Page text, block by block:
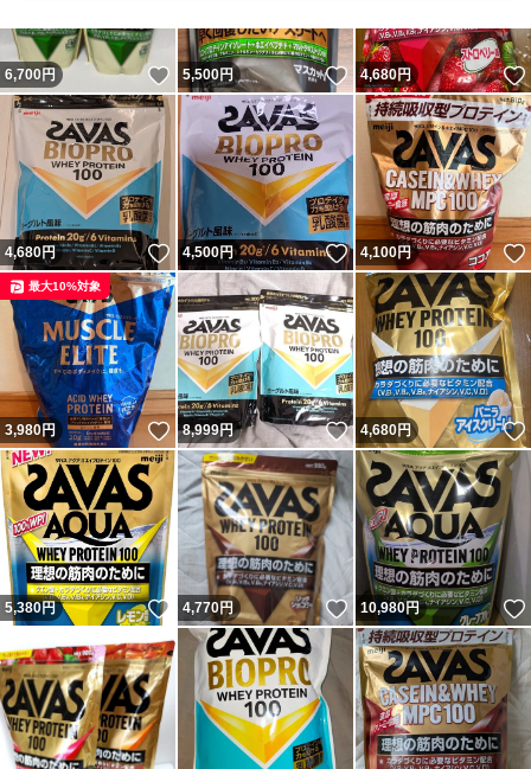
6,700円 いいね！
5,500円 いいね！
4,680円
4,680円 いいね！
4,500円 いいね！
4,100円
3,980円 いいね！
最大10%対象
8,999円 いいね！
4,680円
5,380円 いいね！
4,770円 いいね！
10,980円